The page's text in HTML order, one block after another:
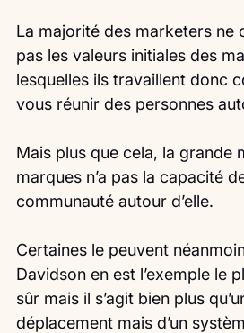
La majorité des marketers ne
pas les valeurs initiales des
lesquelles ils travaillent donc
vous réunir des personnes
Mais plus que cela, la grande
marques n’a pas la capacité
communauté autour d’elle.
Certaines le peuvent
Davidson en est l’exemple le
sûr mais il s’agit bien plus
déplacement mais d’un